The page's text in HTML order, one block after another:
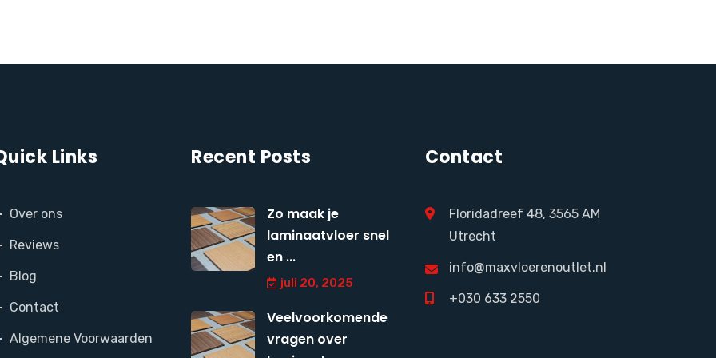
Links
Over ons
Reviews
Blog
Contact
Algemene Voorwaarden
Recent Posts
Zo maak je
laminaatvloer snel
en ...
juli 20, 2025
Veelvoorkomende
vragen over
Contact
Floridadreef 48, 3565 AM
Utrecht
info@maxvloerenoutlet.nl
+030 633 2550